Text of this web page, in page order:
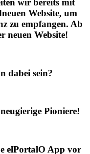
wir bereits mit
Website, um
zu empfangen. Ab
neuen Website!
dabei sein?
Pioniere!
elPortalO App vor